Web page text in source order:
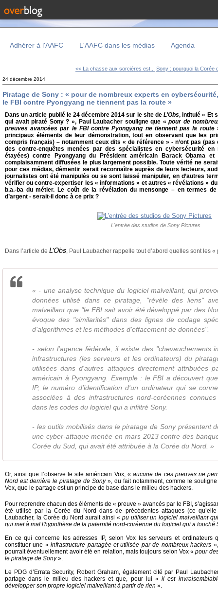
Adhérer à l'AAFC L'AAFC dans les médias Agenda
<< La chasse aux sorcières est... Sony : pourquoi la Corée
24 décembre 2014
Piratage de Sony : « pour de nombreux experts en
le FBI contre Pyongyang ne tiennent pas la route »
Dans un article publié le 24 décembre 2014 sur le site deL’Obs, intitulé « Et
qui avait piraté Sony ? », Paul Laubacher souligne que «pour de
preuves avancées par le FBI contre Pyongyang ne tiennent pas la route
principaux éléments de leur démonstration, tout en observant que les
compris français) – notamment ceux dits « de référence » - n’ont pas
des contre-enquêtes menées par des spécialistes en cybersécurité en
étayées) contre Pyongyang du Président américain Barack Obama
complaisamment diffusées le plus largement possible. Toute vérité ne
pour ces médias, démentir serait reconnaître auprès de leurs lecteurs,
journalistes ont été manipulés ou se sont laissé manipuler, en d’autres
vérifier ou contre-expertiser les « informations » et autres « révélations »
b.a.-ba du métier. Le coût de la révélation du mensonge – en termes de
d’argent - serait-il donc à ce prix ?
L'entrée des studios de Sony Pictures
Dans l’article de L’Obs, Paul Laubacher rappelle tout d’abord quelles sont les «
« - une analyse technique du logiciel malveillant, qui
données utilisé dans ce piratage, "révèle des liens"
malveillant que "le FBI sait avoir été développé par des
évoque des "similarités" dans des lignes de codage
d'algorithmes et les méthodes d'effacement de données".
- selon l'agence fédérale, il existe des "chevauchements
infrastructures (les serveurs et les ordinateurs) du
utilisées dans d'autres attaques directement attribuées
américain à Pyongyang. Exemple : le FBI a découvert
IP, le numéro d'identification d'un ordinateur qui se
associées à des infrastructures nord-coréennes
dans les codes du logiciel qui a infiltré Sony.
- les outils mobilisés dans le piratage de Sony présentent
une cyber-attaque menée en mars 2013 contre des
Corée du Sud, qui avait été attribuée à la Corée du Nord. »
Or, ainsi que l’observe le site américain Vox, «aucune de ces preuves ne
Nord est derrière le piratage de Sony», du fait notamment, comme le
Vox, que le partage est un principe de base dans le milieu des hackers.
Pour reprendre chacun des éléments de « preuve » avancés par le FBI,
été utilisé par la Corée du Nord dans de précédentes attaques (ce
Laubacher, la Corée du Nord aurait ainsi « pu utiliser un logiciel malveillant
qui met à mal l'hypothèse de la paternité nord-coréenne du logiciel qui a touché
En ce qui concerne les adresses IP, selon Vox les serveurs et ordinateurs
constituer une «infrastructure partagée et utilisée par de nombreux hackers
pourrait éventuellement avoir été en relation, mais toujours selon Vox «pour
le piratage de Sony».
Le PDG d’Errata Security, Robert Graham, également cité par Paul
partage dans le milieu des hackers et que, pour lui «il est
développer son propre logiciel malveillant à partir de rien ».